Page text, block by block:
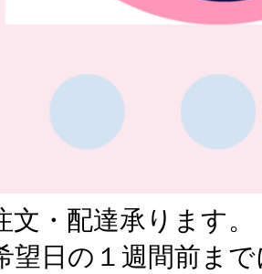
文・配達承ります。
望日の１週間前ま